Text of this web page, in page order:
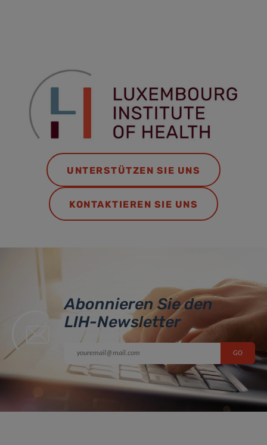
UNTERSTÜTZEN SIE UNS
KONTAKTIEREN SIE UNS
Abonnieren Sie den
LIH-Newsletter